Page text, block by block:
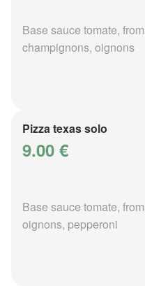
Base sauce tomate,
champignons, oignons
Pizza texas solo
9.00 €
Base sauce tomate,
oignons, pepperoni